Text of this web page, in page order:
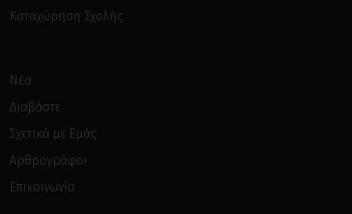
Καταχώρηση Σχολής
Νέα
Διαβάστε
Σχετικά με Εμάς
Αρθρογράφοι
Επικοινωνία